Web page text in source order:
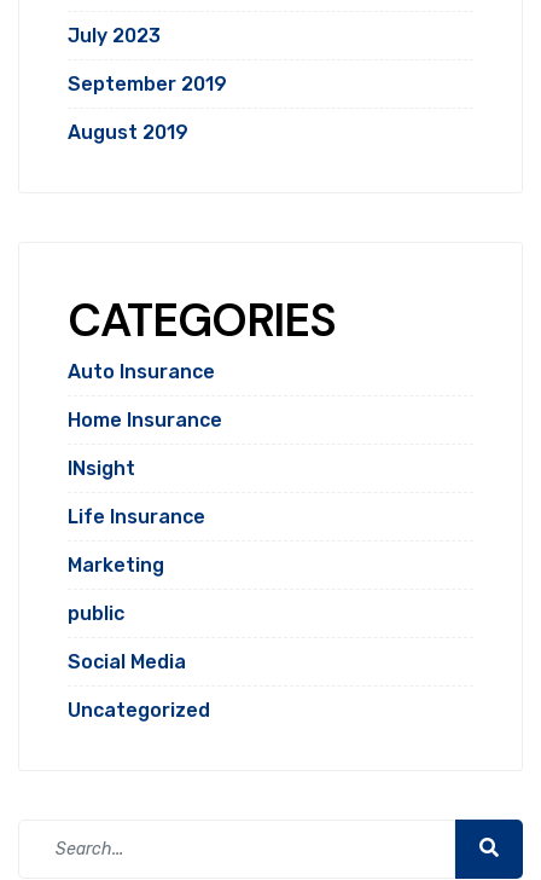
July 2023
September 2019
August 2019
CATEGORIES
Auto Insurance
Home Insurance
INsight
Life Insurance
Marketing
public
Social Media
Uncategorized